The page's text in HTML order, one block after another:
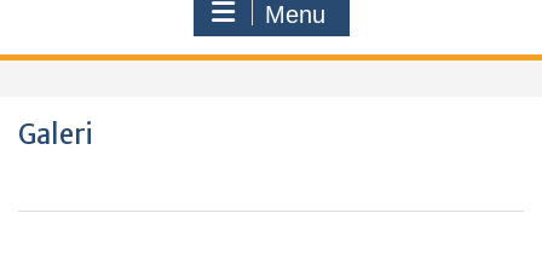
Menu
Galeri